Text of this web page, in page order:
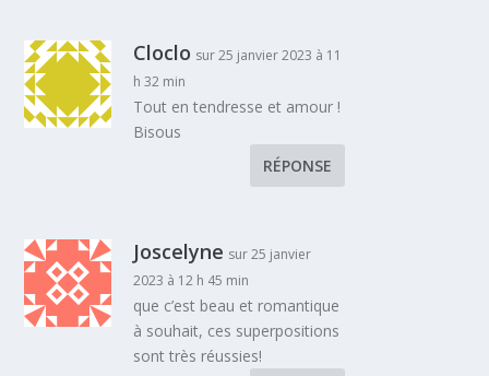
Cloclo sur 25 janvier 2023 à 11
h 32 min
Tout en tendresse et amour !
Bisous
RÉPONSE
Joscelyne sur 25 janvier
2023 à 12 h 45 min
que c’est beau et romantique
à souhait, ces superpositions
sont très réussies!